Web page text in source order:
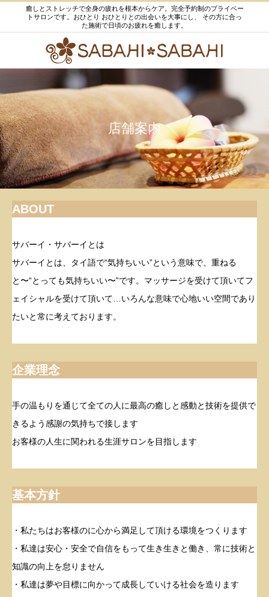
癒しとストレッチで全身の疲れを根本からケア。完全予約制のプライベー
トサロンです。おひとり おひとりとの出会いを大事にし、 その方に合っ
た施術で日頃のお疲れを癒します。
店舗案内
ABOUT
サバーイ・サバーイとは
サバーイとは、タイ語で“気持ちいい”という意味で、重ねる
と〜“とっても気持ちいい〜”です。マッサージを受けて頂いてフ
ェイシャルを受けて頂いて…いろんな意味で心地いい空間であり
たいと常に考えております。
企業理念
手の温もりを通じて全ての人に最高の癒しと感動と技術を提供で
きるよう感謝の気持ちで接します
お客様の人生に関われる生涯サロンを目指します
基本方針
・私たちはお客様のに心から満足して頂ける環境をつくります
・私達は安心・安全で自信をもって生き生きと働き、常に技術と
知識の向上を怠りません
・私達は夢や目標に向かって成長していける社会を造ります